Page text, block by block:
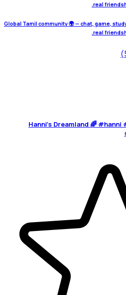
real
🔥 Global Tamil community 🌍 — chat, game,
real
Hanni's Dreamland 🌈